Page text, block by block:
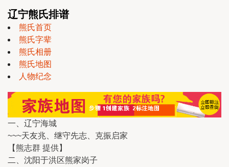
辽宁熊氏排谱
熊氏首页
熊氏字辈
熊氏相册
熊氏地图
人物纪念
一、辽宁海城
~~~天友兆、继守先志、克振启家
【熊志群 提供】
二、沈阳于洪区熊家岗子